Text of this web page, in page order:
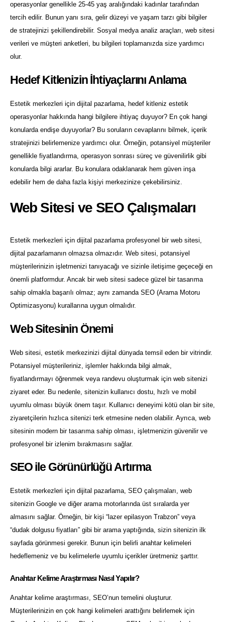
operasyonlar genellikle 25-45 yaş aralığındaki kadınlar tarafından
tercih edilir. Bunun yanı sıra, gelir düzeyi ve yaşam tarzı gibi bilgiler
de stratejinizi şekillendirebilir. Sosyal medya analiz araçları, web sitesi
verileri ve müşteri anketleri, bu bilgileri toplamanızda size yardımcı
olur.
Hedef Kitlenizin İhtiyaçlarını Anlama
Estetik merkezleri için dijital pazarlama, hedef kitleniz estetik
operasyonlar hakkında hangi bilgilere ihtiyaç duyuyor? En çok hangi
konularda endişe duyuyorlar? Bu soruların cevaplarını bilmek, içerik
stratejinizi belirlemenize yardımcı olur. Örneğin, potansiyel müşteriler
genellikle fiyatlandırma, operasyon sonrası süreç ve güvenilirlik gibi
konularda bilgi ararlar. Bu konulara odaklanarak hem güven inşa
edebilir hem de daha fazla kişiyi merkezinize çekebilirsiniz.
Web Sitesi ve SEO Çalışmaları
Estetik merkezleri için dijital pazarlama profesyonel bir web sitesi,
dijital pazarlamanın olmazsa olmazıdır. Web sitesi, potansiyel
müşterilerinizin işletmenizi tanıyacağı ve sizinle iletişime geçeceği en
önemli platformdur. Ancak bir web sitesi sadece güzel bir tasarıma
sahip olmakla başarılı olmaz; aynı zamanda SEO (Arama Motoru
Optimizasyonu) kurallarına uygun olmalıdır.
Web Sitesinin Önemi
Web sitesi, estetik merkezinizi dijital dünyada temsil eden bir vitrindir.
Potansiyel müşterileriniz, işlemler hakkında bilgi almak,
fiyatlandırmayı öğrenmek veya randevu oluşturmak için web sitenizi
ziyaret eder. Bu nedenle, sitenizin kullanıcı dostu, hızlı ve mobil
uyumlu olması büyük önem taşır. Kullanıcı deneyimi kötü olan bir site,
ziyaretçilerin hızlıca sitenizi terk etmesine neden olabilir. Ayrıca, web
sitesinin modern bir tasarıma sahip olması, işletmenizin güvenilir ve
profesyonel bir izlenim bırakmasını sağlar.
SEO ile Görünürlüğü Artırma
Estetik merkezleri için dijital pazarlama, SEO çalışmaları, web
sitenizin Google ve diğer arama motorlarında üst sıralarda yer
almasını sağlar. Örneğin, bir kişi “lazer epilasyon Trabzon” veya
“dudak dolgusu fiyatları” gibi bir arama yaptığında, sizin sitenizin ilk
sayfada görünmesi gerekir. Bunun için belirli anahtar kelimeleri
hedeflemeniz ve bu kelimelerle uyumlu içerikler üretmeniz şarttır.
Anahtar Kelime Araştırması Nasıl Yapılır?
Anahtar kelime araştırması, SEO’nun temelini oluşturur.
Müşterilerinizin en çok hangi kelimeleri arattığını belirlemek için